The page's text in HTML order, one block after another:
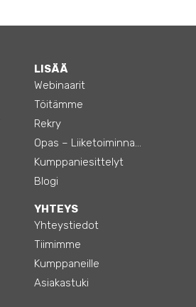
LISÄÄ
Webinaarit
Töitämme
Rekry
Opas – Liiketoiminnan tehostamiseen
Kumppaniesittelyt
Blogi
YHTEYS
Yhteystiedot
Tiimimme
Kumppaneille
Asiakastuki